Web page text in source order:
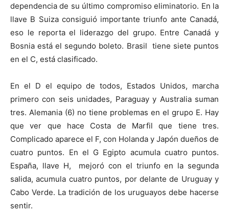
dependencia de su último compromiso eliminatorio. En la
llave B Suiza consiguió importante triunfo ante Canadá,
eso le reporta el liderazgo del grupo. Entre Canadá y
Bosnia está el segundo boleto. Brasil tiene siete puntos
en el C, está clasificado.
En el D el equipo de todos, Estados Unidos, marcha
primero con seis unidades, Paraguay y Australia suman
tres. Alemania (6) no tiene problemas en el grupo E. Hay
que ver que hace Costa de Marfil que tiene tres.
Complicado aparece el F, con Holanda y Japón dueños de
cuatro puntos. En el G Egipto acumula cuatro puntos.
España, llave H, mejoró con el triunfo en la segunda
salida, acumula cuatro puntos, por delante de Uruguay y
Cabo Verde. La tradición de los uruguayos debe hacerse
sentir.